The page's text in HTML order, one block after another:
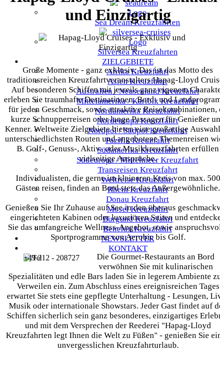
Sea Dream Kreuzfahrten
Silversea Kreuzfahrten
ZIELGEBIETE
AfrikaKreuzfahrt
AsienKreuzfahrt
Australien / NeuseelandKreuzfahrt
Mittelamerika / KaribikKreuzfahrt
NordamerikaKreuzfahrt
NordeuropaKreuzfahrt
Nordpol / SüdpolKreuzfahrt
PazifikKreuzfahrt
SüdamerikaKreuzfahrt
Südeuropa / Mittelmeer Kreuzfahrt
Transreisen Kreuzfahrt
WeltreiseKreuzfahrt
RheinKreuzfahrt
Donau Kreuzfahrt
MoselKreuzfahrt
BurgundKreuzfahrt
BeneluxKreuzfahrt
NEWSLETTER
KONTAKT
+49 212 - 208727
und Einzigartig
Große Momente - ganz exklusiv: Das ist das Motto des
traditionsreichen Kreuzfahrtveranstalters Hapag-Lloyd
Auf besonderen Schiffen mit jeweils ganz eigenem
erleben Sie traumhafte Destinationen, Bord- und
für jeden Geschmack, sowie attraktive Reisekombinationen,
kurze Schnupperreisen oder lange Passagen für Genießer
Kenner. Weltweite Zielgebiete bieten eine großartige
unterschiedlichsten Routen und angebotene Themenreisen
B. Golf-, Genuss-, Aktiv- oder Musikkreuzfahrten erfüllen
vielseitige Ansprüche.
Individualisten, die gerne im kleineren Kreis von max. 500
Gästen reisen, finden an Bord stets das Außergewöhnliche.
Genießen Sie Ihr Zuhause auf See in den überaus
eingerichteten Kabinen oder luxuriösen Suiten und
Sie das umfangreiche Wellness-Angebot, sowie
Sportprogramme von Aerobic bis Golf.
Die Gourmet-Restaurants an Bord
verwöhnen Sie mit kulinarischen
Spezialitäten und edle Bars laden Sie in legerem Ambiente
Verweilen ein. Zum Abschluss eines ereignisreichen Tages
erwartet Sie stets eine gepflegte Unterhaltung - Lesungen,
Musik oder internationale Showstars. Jeder Gast findet auf
Schiffen sicherlich sein ganz besonderes, einzigartiges
und mit dem Versprechen der Reederei "Hapag-Lloyd
Kreuzfahrten legt Ihnen die Welt zu Füßen" - genießen Sie
unvergesslichen Kreuzfahrturlaub.